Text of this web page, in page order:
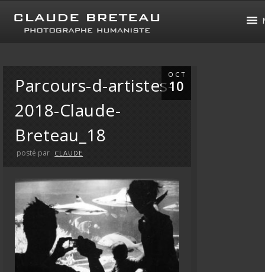
OCT
10
Parcours-d-artistes-
2018-Claude-
Breteau_18
posté par CLAUDE